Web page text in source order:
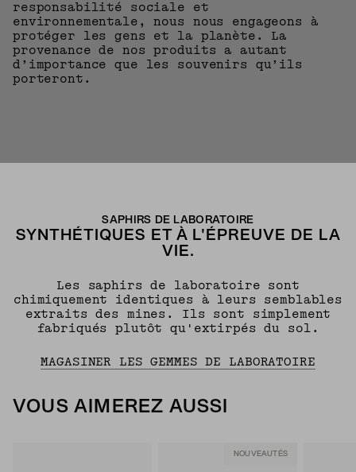
responsabilité sociale et
environnementale, nous nous engageons à
protéger les gens et la planète. La
provenance de nos produits a autant
d’importance que les souvenirs qu’ils
porteront.
SAPHIRS DE LABORATOIRE
SYNTHÉTIQUES ET À L'ÉPREUVE DE LA
VIE.
Les saphirs de laboratoire sont
chimiquement identiques à leurs semblables
extraits des mines. Ils sont simplement
fabriqués plutôt qu'extirpés du sol.
MAGASINER LES GEMMES DE LABORATOIRE
VOUS AIMEREZ AUSSI
NOUVEAUTÉS